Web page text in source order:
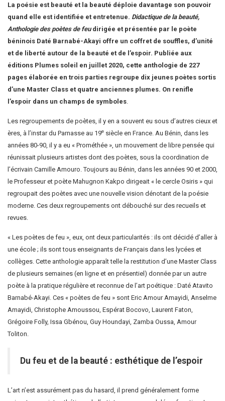
La poésie est beauté et la beauté déploie davantage son pouvoir
quand elle est identifiée et entretenue. Didactique de la beauté,
Anthologie des poètes de feudirigée et présentée par le poète
béninois Daté Barnabé-Akayi offre un coffret de souffles, d’unité
et de liberté autour de la beauté et de l’espoir. Publiée aux
éditions Plumes soleil en juillet 2020, cette anthologie de 227
pages élaborée en trois parties regroupe dix jeunes poètes sortis
d’une Master Class et quatre anciennes plumes. On renifle
l’espoir dans un champs de symboles
Les regroupements de poètes, il y en a souvent eu sous d’autres cieux et
ères, à l’instar du Parnasse au 19e siècle en France. Au Bénin, dans les
années 80-90, il y a eu « Prométhée », un mouvement de libre pensée qui
réunissait plusieurs artistes dont des poètes, sous la coordination de
l’écrivain Camille Amouro . Toujours au Bénin, dans les années 90 et 2000,
le Professeur et poète Mahugnon Kakpo dirigeait « le cercle Osiris » qui
regroupait des poètes avec une nouvelle vision dénotant de la poésie
moderne. Ces deux regroupements ont débouché sur des recueils et
revues.
« Les poètes de feu », eux, ont deux particularités : ils ont décidé d’aller à
une école ; ils sont tous enseignants de Français dans les lycées et
collèges. Cette anthologie apparaît telle la restitution d’une Master Class
de plusieurs semaines (en ligne et en présentiel) donnée par un autre
poète à la pratique régulière et reconnue de l’art poétique : Daté Atavito
Barnabé-Akayi . Ces « poètes de feu » sont Eric Amour Amayidi, Anselme
Amayidi, Christophe Amoussou, Espérat Bocovo, Laurent Faton,
Grégoire Folly, Issa Gbénou, Guy Houndayi, Zamba Oussa, Amour
Toliton.
Du feu et de la beauté : esthétique de l’espoir
L’art n’est assurément pas du hasard, il prend généralement forme